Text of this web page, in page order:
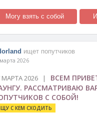
Могу взять с собой
ищет попутчиков
2026
МАРТА 2026 | ВСЕМ
РАССМАТРИВАЮ
С СОБОЙ!
С КЕМ СХОДИТЬ